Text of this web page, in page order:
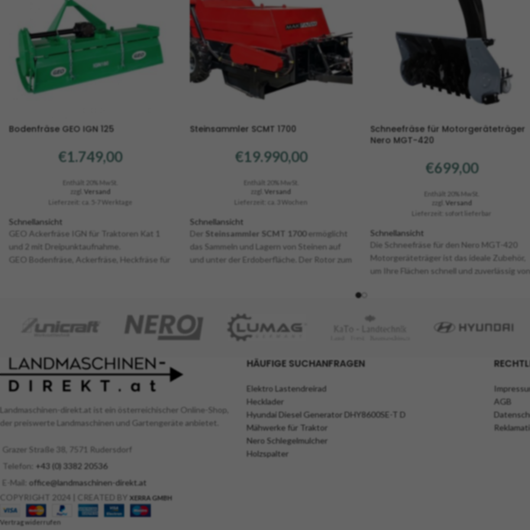
Bodenfräse GEO IGN 125
€1.749,00
Enthält 20% MwSt.
zzgl.
Versand
Lieferzeit: ca. 5-7 Werktage
Schnellansicht
GEO Ackerfräse IGN für Traktoren Kat 1
und 2 mit Dreipunktaufnahme.
GEO Bodenfräse, Ackerfräse, Heckfräse für
Vermarktung von landwirtschaftlichen
Maschinen in Europa zu günstigen Preisen
Steinsammler SCMT 1700
€19.990,00
Enthält 20% MwSt.
zzgl.
Versand
Lieferzeit: ca. 3 Wochen
Schnellansicht
Der Steinsammler SCMT 1700ermöglicht
das Sammeln und Lagern von Steinen auf
und unter der Erdoberfläche. Der Rotor zum
gesammelt werden, ohne die Maschine zu
beschädigen.
Schneefräse für Motorgeräteträger
Nero MGT-420
€699,00
Enthält 20% MwSt.
zzgl.
Versand
Lieferzeit: sofort lieferbar
Schnellansicht
Die Schneefräse für den Nero MGT-420
Motorgeräteträger ist das ideale Zubehör,
um Ihre Flächen schnell und zuverlässig von
die Schneefräse eine effiziente
Schneeräumung in jeder Situation. Egal, ob
Landmaschinen-direkt.at ist ein österreichischer Online-Shop,
der preiswerte Landmaschinen und Gartengeräte anbietet.
Grazer Straße 38, 7571 Rudersdorf
Telefon:
+43 (0) 3382 20536
E-Mail: office@landmaschinen-direkt.at
HÄUFIGE SUCHANFRAGEN
Elektro Lastendreirad
Hecklader
Hyundai Diesel Generator DHY8600SE-T D
Mähwerke für Traktor
Nero Schlegelmulcher
Holzspalter
AGB
COPYRIGHT 2024 | CREATED BY XERRA GMBH
Vertrag widerrufen